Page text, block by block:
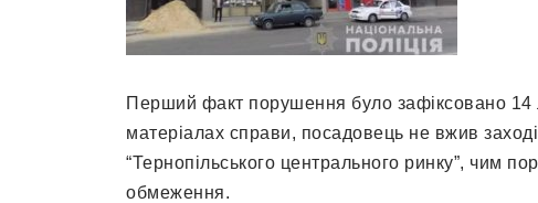
Перший факт порушення було зафіксовано 14
матеріалах справи, посадовець не вжив
“Тернопільського центрального ринку”, чим
обмеження.